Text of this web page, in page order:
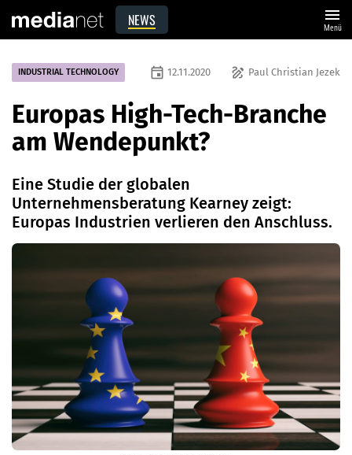
NEWS menu
Menü
INDUSTRIAL TECHNOLOGY draw Paul Christian Jezek
event 12.11.2020
Europas High-Tech-Branche
am Wendepunkt?
Eine Studie der globalen
Unternehmensberatung Kearney zeigt:
Europas Industrien verlieren den Anschluss.